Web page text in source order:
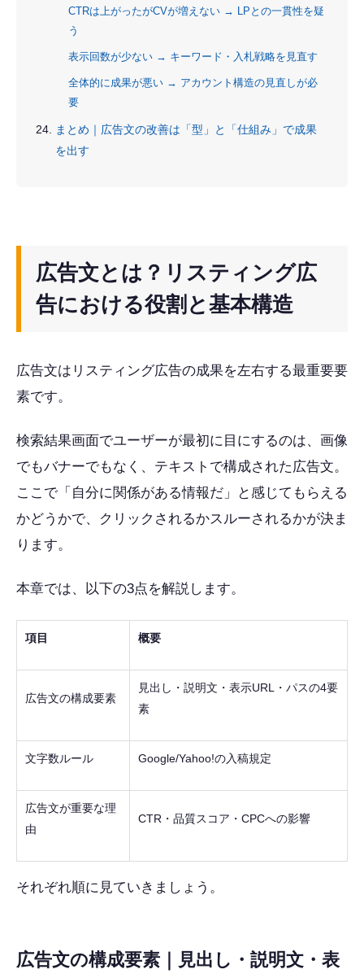
CTRは上がったがCVが増えない → LPとの一貫性を疑
う
表示回数が少ない → キーワード・入札戦略を見直す
全体的に成果が悪い → アカウント構造の見直しが必
要
まとめ｜広告文の改善は「型」と「仕組み」で成果
を出す
広告文とは？リスティング広
告における役割と基本構造
広告文はリスティング広告の成果を左右する最重要要
素です。
検索結果画面でユーザーが最初に目にするのは、画像
でもバナーでもなく、テキストで構成された広告文。
ここで「自分に関係がある情報だ」と感じてもらえる
かどうかで、クリックされるかスルーされるかが決ま
ります。
本章では、以下の3点を解説します。
項目 概要
広告文の構成要素
見出し・説明文・表示URL・パスの4要
素
文字数ルール Google/Yahoo!の入稿規定
広告文が重要な理
由
CTR・品質スコア・CPCへの影響
それぞれ順に見ていきましょう。
広告文の構成要素｜見出し・説明文・表